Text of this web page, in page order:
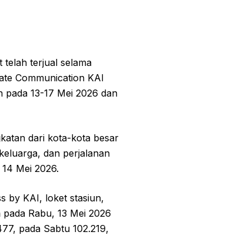
telah terjual selama
Communication KAI
13-17 Mei 2026 dan
dari kota-kota besar
dan perjalanan
Mei 2026.
by KAI, loket stasiun,
Rabu, 13 Mei 2026
pada Sabtu 102.219,